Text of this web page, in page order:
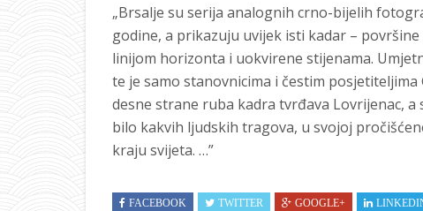
„Brsalje su serija analognih crno-bijelih
godine, a prikazuju uvijek isti kadar –
linijom horizonta i uokvirene stijenama.
te je samo stanovnicima i čestim
desne strane ruba kadra tvrđava Lovrijenac,
bilo kakvih ljudskih tragova, u svojoj
kraju svijeta. …”
FACEBOOK TWITTER GOOGLE+